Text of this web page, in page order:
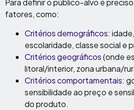
Para definir o público-alvo é
fatores, como:
Critérios demográficos:
escolaridade, classe social e
Critérios geográficos(onde
litoral/interior, zona urbana/
Critérios comportamentais:
sensibilidade ao preço e
do produto.